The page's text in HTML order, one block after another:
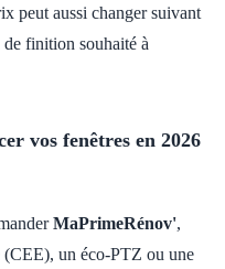
peut aussi changer suivant
finition souhaité à
vos fenêtres en 2026
MaPrimeRénov',
(CEE), un éco-PTZ ou une